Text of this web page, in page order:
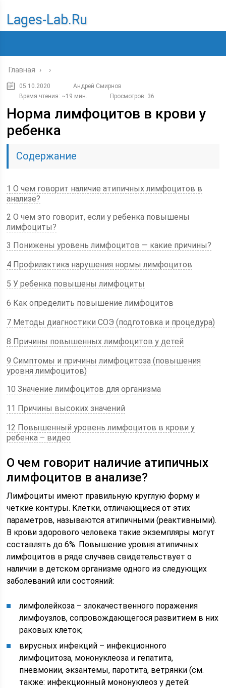
Lages-Lab.ru
Главная › ›
05.10.2020
Андрей Смирнов
Время чтения: ~19 мин.
Просмотров: 36
Норма лимфоцитов в крови у
ребенка
Содержание
1 О чем говорит наличие атипичных лимфоцитов в
анализе?
2 О чем это говорит, если у ребенка повышены
лимфоциты?
3 Понижены уровень лимфоцитов — какие причины?
4 Профилактика нарушения нормы лимфоцитов
5 У ребенка повышены лимфоциты
6 Как определить повышение лимфоцитов
7 Методы диагностики СОЭ (подготовка и процедура)
8 Причины повышенных лимфоцитов у детей
9 Симптомы и причины лимфоцитоза (повышения
уровня лимфоцитов)
10 Значение лимфоцитов для организма
11 Причины высоких значений
12 Повышенный уровень лимфоцитов в крови у
ребенка – видео
О чем говорит наличие атипичных
лимфоцитов в анализе?
Лимфоциты имеют правильную круглую форму и
четкие контуры. Клетки, отличающиеся от этих
параметров, называются атипичными (реактивными).
В крови здорового человека такие экземпляры могут
составлять до 6%. Повышение уровня атипичных
лимфоцитов в ряде случаев свидетельствует о
наличии в детском организме одного из следующих
заболеваний или состояний:
лимфолейкоза – злокачественного поражения
лимфоузлов, сопровождающегося развитием в них
раковых клеток;
вирусных инфекций – инфекционного
лимфоцитоза, мононуклеоза и гепатита,
пневмонии, экзантемы, паротита, ветрянки (см.
также: инфекционный мононуклеоз у детей: